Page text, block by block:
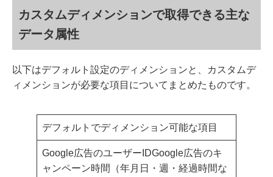
カスタムディメンションで取得できる主な
データ属性
以下はデフォルト設定のディメンションと、カスタムデ
ィメンションが必要な項目についてまとめたものです。
デフォルトでディメンション可能な項目
Google広告のユーザーIDGoogle広告のキ
ャンペーン時間（年月日・週・経過時間な